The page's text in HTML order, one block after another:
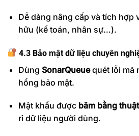
Dễ dàng nâng cấp và tích hợp
hữu (kế toán, nhân sự…).
4.3 Bảo mật dữ liệu chuyên
Dùng SonarQueuequét lỗi mã
hổng bảo mật.
Mật khẩu được băm bằng
rỉ dữ liệu người dùng.